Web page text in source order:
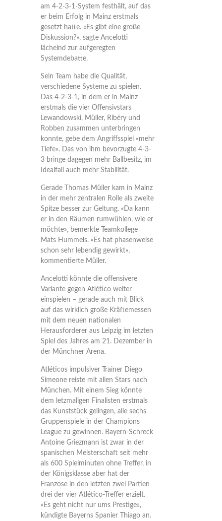
am 4-2-3-1-System festhält, auf das
er beim Erfolg in Mainz erstmals
gesetzt hatte. «Es gibt eine große
Diskussion?», sagte Ancelotti
lächelnd zur aufgeregten
Systemdebatte.
Sein Team habe die Qualität,
verschiedene Systeme zu spielen.
Das 4-2-3-1, in dem er in Mainz
erstmals die vier Offensivstars
Lewandowski, Müller, Ribéry und
Robben zusammen unterbringen
konnte, gebe dem Angriffsspiel «mehr
Tiefe». Das von ihm bevorzugte 4-3-
3 bringe dagegen mehr Ballbesitz, im
Idealfall auch mehr Stabilität.
Gerade Thomas Müller kam in Mainz
in der mehr zentralen Rolle als zweite
Spitze besser zur Geltung. «Da kann
er in den Räumen rumwühlen, wie er
möchte», bemerkte Teamkollege
Mats Hummels. «Es hat phasenweise
schon sehr lebendig gewirkt»,
kommentierte Müller.
Ancelotti könnte die offensivere
Variante gegen Atlético weiter
einspielen – gerade auch mit Blick
auf das wirklich große Kräftemessen
mit dem neuen nationalen
Herausforderer aus Leipzig im letzten
Spiel des Jahres am 21. Dezember in
der Münchner Arena.
Atléticos impulsiver Trainer Diego
Simeone reiste mit allen Stars nach
München. Mit einem Sieg könnte
dem letzmaligen Finalisten erstmals
das Kunststück gelingen, alle sechs
Gruppenspiele in der Champions
League zu gewinnen. Bayern-Schreck
Antoine Griezmann ist zwar in der
spanischen Meisterschaft seit mehr
als 600 Spielminuten ohne Treffer, in
der Königsklasse aber hat der
Franzose in den letzten zwei Partien
drei der vier Atlético-Treffer erzielt.
«Es geht nicht nur ums Prestige»,
kündigte Bayerns Spanier Thiago an.